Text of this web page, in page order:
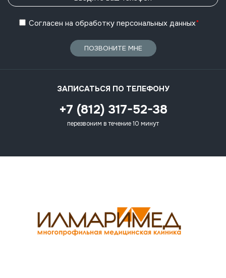
Согласен на обработку персональных данных*
ПОЗВОНИТЕ МНЕ
ЗАПИСАТЬСЯ ПО ТЕЛЕФОНУ
+7 (812) 317-52-38
перезвоним в течение 10 минут